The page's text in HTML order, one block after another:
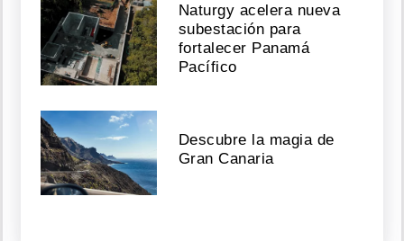
Naturgy acelera nueva
subestación para
fortalecer Panamá
Pacífico
Descubre la magia de
Gran Canaria